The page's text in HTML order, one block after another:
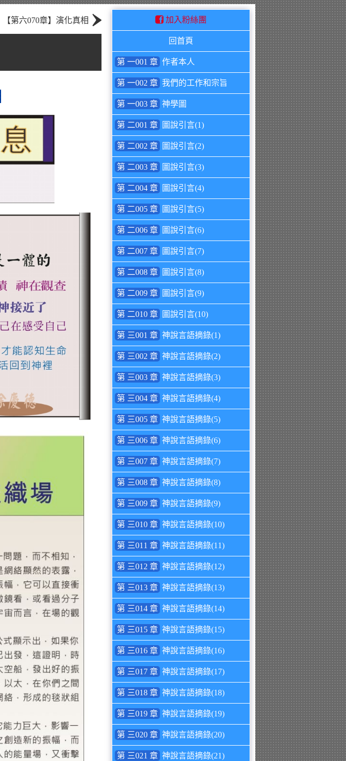
【第六070章】演化真相 › 加入粉絲團
回首頁
第 一001 章 作者本人
第 一002 章 我們的工作和宗旨
第 一003 章 神學圖
第 二001 章 圖說引言(1)
第 二002 章 圖說引言(2)
第 二003 章 圖說引言(3)
第 二004 章 圖說引言(4)
第 二005 章 圖說引言(5)
第 二006 章 圖說引言(6)
第 二007 章 圖說引言(7)
第 二008 章 圖說引言(8)
第 二009 章 圖說引言(9)
第 二010 章 圖說引言(10)
第 三001 章 神說言語摘錄(1)
第 三002 章 神說言語摘錄(2)
第 三003 章 神說言語摘錄(3)
第 三004 章 神說言語摘錄(4)
第 三005 章 神說言語摘錄(5)
第 三006 章 神說言語摘錄(6)
第 三007 章 神說言語摘錄(7)
第 三008 章 神說言語摘錄(8)
第 三009 章 神說言語摘錄(9)
第 三010 章 神說言語摘錄(10)
第 三011 章 神說言語摘錄(11)
第 三012 章 神說言語摘錄(12)
第 三013 章 神說言語摘錄(13)
第 三014 章 神說言語摘錄(14)
第 三015 章 神說言語摘錄(15)
第 三016 章 神說言語摘錄(16)
第 三017 章 神說言語摘錄(17)
第 三018 章 神說言語摘錄(18)
第 三019 章 神說言語摘錄(19)
第 三020 章 神說言語摘錄(20)
第 三021 章 神說言語摘錄(21)